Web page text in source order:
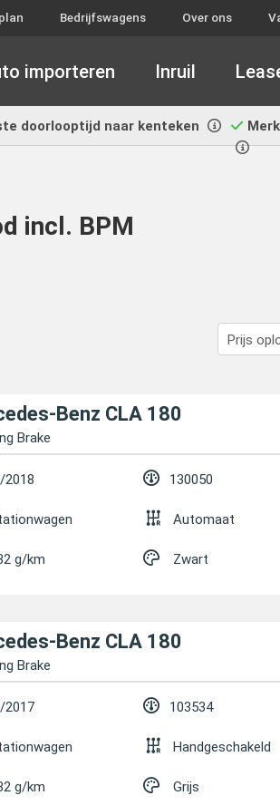
Bedrijfswagens Over ons
importeren Inruil
doorlooptijd naar kenteken
incl. BPM
Benz CLA 180
Brake
2018 130050
Automaat
g/km Zwart
Benz CLA 180
Brake
2017 103534
Handgeschakeld
g/km Grijs